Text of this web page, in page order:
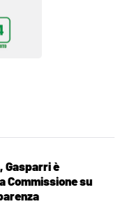
Gasparri è
Commissione su